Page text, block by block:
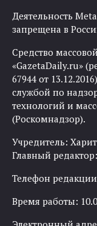
Деятельность
запрещена в
Средство
«GazetaDaily.ru»
67944 от
службой по
технологий и
(Роскомнадзор).
Учредитель:
Главный
Телефон
Время работы: